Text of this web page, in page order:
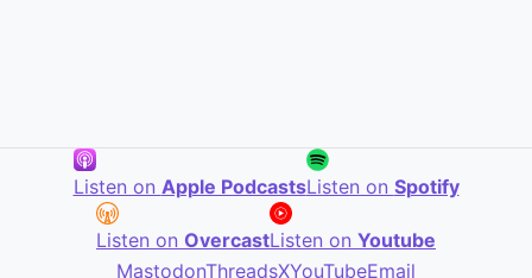
Listen on Apple PodcastsListen on Spotify
Listen on OvercastListen on Youtube
MastodonThreadsXYouTubeEmail